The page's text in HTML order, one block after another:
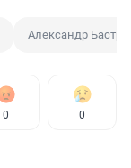
Александр
0 0